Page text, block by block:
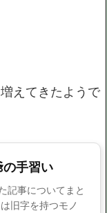
えてきたようで
手習い
記事についてまと
旧字を持つモノ